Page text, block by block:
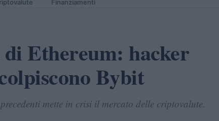
Finanziamenti
Ethereum: hacker
Bybit
mette in crisi il mercato delle criptovalute.